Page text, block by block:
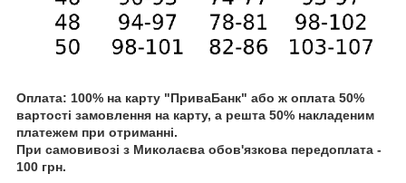
Оплата: 100% на карту "ПриваБанк" або ж оплата 50%
вартості замовлення на карту, а решта 50% накладеним
платежем при отриманні.
При самовивозі з Миколаєва обов'язкова передоплата -
100 грн.